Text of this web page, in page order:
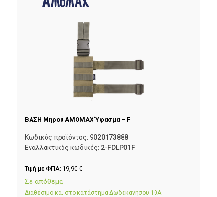
ΒΑΣΗ Μηρού AMOMAX Ύφασμα – F
Κωδικός προϊόντος: 9020173888
Εναλλακτικός κωδικός: 2-FDLP01F
Τιμή με ΦΠΑ: 19,90 €
Σε απόθεμα
Διαθέσιμο και στο κατάστημα Δωδεκανήσου 10Α